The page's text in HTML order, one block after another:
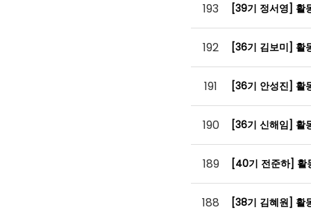
193 [39기 정서영] 활
192 [36기 김보미] 활
191 [36기 안성진] 활
190 [36기 신해임] 활
189 [40기 전준하] 활
188 [38기 김혜원] 활